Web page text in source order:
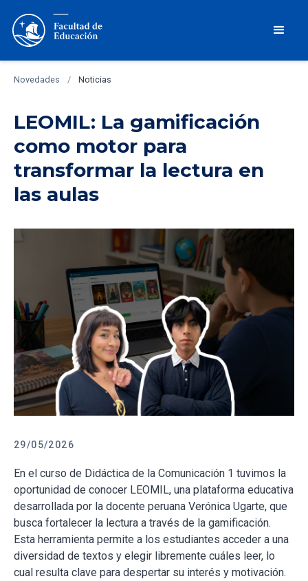
Novedades / Noticias
LEOMIL: La gamificación
como motor para
transformar la lectura en
las aulas
29/05/2026
En el curso de Didáctica de la Comunicación 1 tuvimos la
oportunidad de conocer LEOMIL, una plataforma educativa
desarrollada por la docente peruana Verónica Ugarte, que
busca fortalecer la lectura a través de la gamificación.
Esta herramienta permite a los estudiantes acceder a una
diversidad de textos y elegir libremente cuáles leer, lo
cual resulta clave para despertar su interés y motivación.